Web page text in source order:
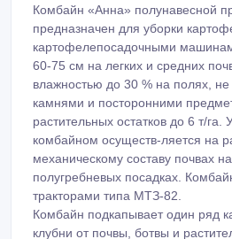
Комбайн «Aннa» полунавесной
предназначен для уборки
картофелепосадочными
60-75 см на легких и средних
влажностью до 30 % на полях,
камнями и посторонними
растительных остатков до 6 т/га.
комбайном осуществ-ляется на
механическому составу почвах
полугребневых посадках.
тракторами типа МТЗ-82.
Комбайн подкапывает один ряд
клубни от почвы, ботвы и